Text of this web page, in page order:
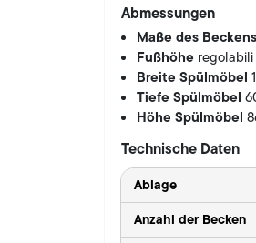
Abmessungen
Maße des
Fußhöhe
Breite Spülmöbel
Tiefe Spülmöbel
Höhe Spülmöbel
Technische Daten
Ablage
Anzahl der Becken